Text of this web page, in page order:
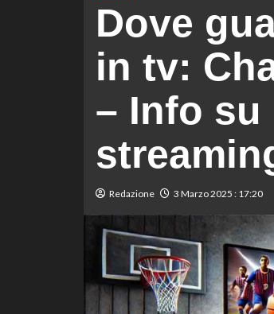
Dove
in tv:
– Info su
Redazione 3 Marzo 2025 : 17:20